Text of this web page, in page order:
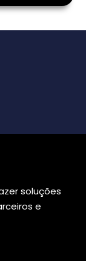
soluções
e